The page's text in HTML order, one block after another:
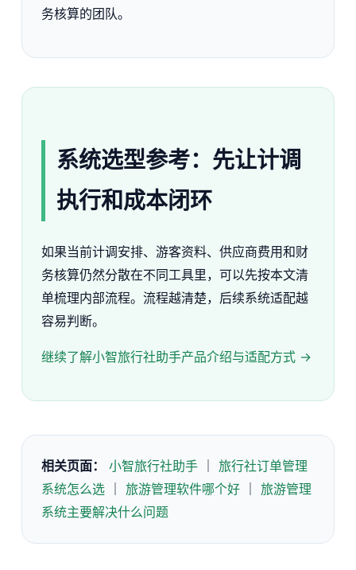
务核算的团队。
系统选型参考：先让计调
执行和成本闭环
如果当前计调安排、游客资料、供应商费用和财
务核算仍然分散在不同工具里，可以先按本文清
单梳理内部流程。流程越清楚，后续系统适配越
容易判断。
继续了解小智旅行社助手产品介绍与适配方式 →
相关页面： 小智旅行社助手｜ 旅行社订单管理
系统怎么选｜ 旅游管理软件哪个好｜ 旅游管理
系统主要解决什么问题